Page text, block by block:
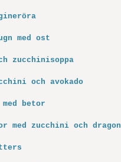
med ost
zucchinisoppa
och avokado
betor
med zucchini och dragon